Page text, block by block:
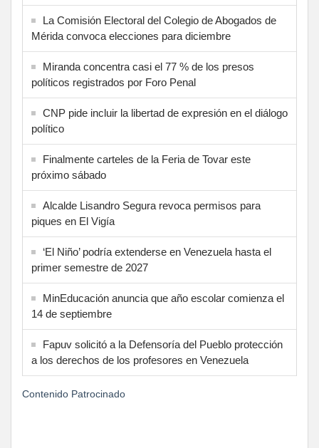
La Comisión Electoral del Colegio de Abogados de
Mérida convoca elecciones para diciembre
Miranda concentra casi el 77 % de los presos
políticos registrados por Foro Penal
CNP pide incluir la libertad de expresión en el diálogo
político
Finalmente carteles de la Feria de Tovar este
próximo sábado
Alcalde Lisandro Segura revoca permisos para
piques en El Vigía
‘El Niño’ podría extenderse en Venezuela hasta el
primer semestre de 2027
MinEducación anuncia que año escolar comienza el
14 de septiembre
Fapuv solicitó a la Defensoría del Pueblo protección
a los derechos de los profesores en Venezuela
Contenido Patrocinado